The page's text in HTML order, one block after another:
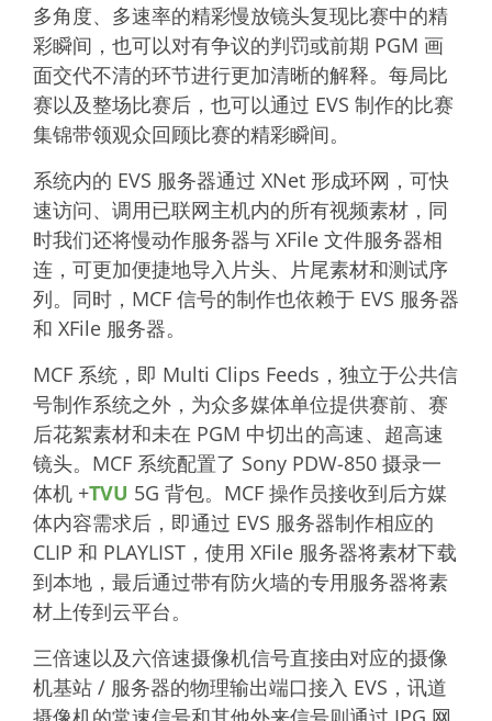
多角度、多速率的精彩慢放镜头复现比赛中的精
彩瞬间，也可以对有争议的判罚或前期 PGM 画
面交代不清的环节进行更加清晰的解释。每局比
赛以及整场比赛后，也可以通过 EVS 制作的比赛
集锦带领观众回顾比赛的精彩瞬间。
系统内的 EVS 服务器通过 XNet 形成环网，可快
速访问、调用已联网主机内的所有视频素材，同
时我们还将慢动作服务器与 XFile 文件服务器相
连，可更加便捷地导入片头、片尾素材和测试序
列。同时，MCF 信号的制作也依赖于 EVS 服务器
和 XFile 服务器。
MCF 系统，即 Multi Clips Feeds，独立于公共信
号制作系统之外，为众多媒体单位提供赛前、赛
后花絮素材和未在 PGM 中切出的高速、超高速
镜头。MCF 系统配置了 Sony PDW-850 摄录一
体机 +TVU 5G 背包。MCF 操作员接收到后方媒
体内容需求后，即通过 EVS 服务器制作相应的
CLIP 和 PLAYLIST，使用 XFile 服务器将素材下载
到本地，最后通过带有防火墙的专用服务器将素
材上传到云平台。
三倍速以及六倍速摄像机信号直接由对应的摄像
机基站 / 服务器的物理输出端口接入 EVS，讯道